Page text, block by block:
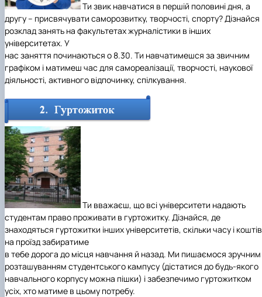
Ти звик навчатися в першій половині дня, а
другу – присвячувати саморозвитку, творчості, спорту? Дізнайся
розклад занять на факультетах журналістики в інших
університетах. У
нас заняття починаються о 8.30. Ти навчатимешся за звичним
графіком і матимеш час для самореалізації, творчості, наукової
діяльності, активного відпочинку, спілкування.
Ти вважаєш, що всі університети надають
студентам право проживати в гуртожитку. Дізнайся, де
знаходяться гуртожитки інших університетів, скільки часу і коштів
на проїзд забиратиме
в тебе дорога до місця навчання й назад. Ми пишаємося зручним
розташуванням студентського кампусу (дістатися до будь-якого
навчального корпусу можна пішки) ізабезпечимо гуртожитком
усіх, хто матиме в цьому потребу.